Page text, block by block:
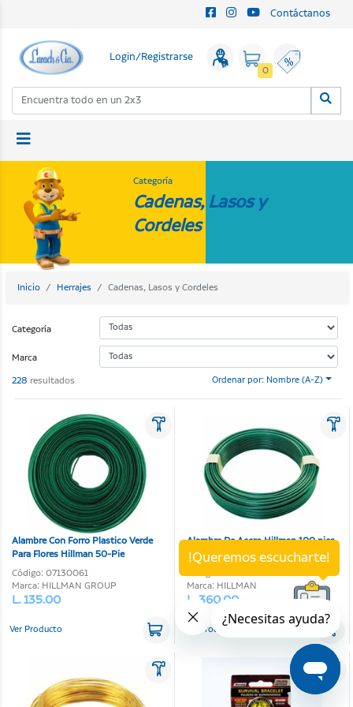
Contáctanos
Login/Registrarse
0
Categoría
Cadenas, Lasos y
Cordeles
Inicio Herrajes Cadenas, Lasos y Cordeles
Categoría
Marca
228 resultados Ordenar por: Nombre (A-Z)
Alambre Con Forro Plastico Verde
Para Flores Hillman 50-Pie
Código: 07130061
Marca: HILLMAN GROUP
L. 135.00
Ver Producto
Alambre De Acero Hillman 100 pies
Código: 03180062
Marca: HILLMAN
L. 360.00
Ver Producto
!Queremos escucharte!